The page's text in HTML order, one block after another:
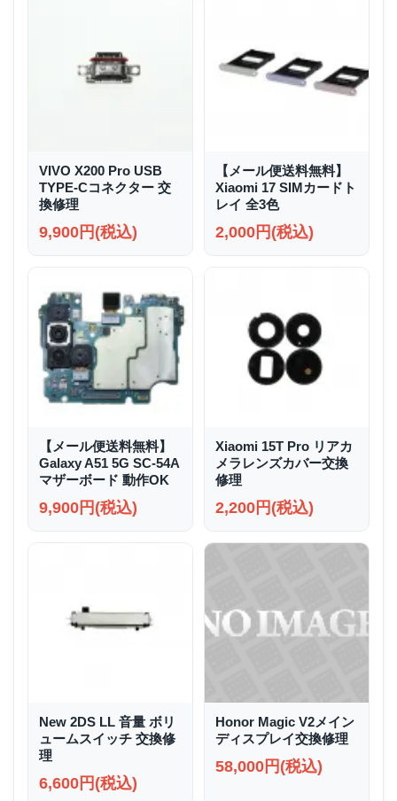
VIVO X200 Pro USB
TYPE-Cコネクター 交
換修理
9,900円(税込)
【メール便送料無料】
Xiaomi 17 SIMカードト
レイ 全3色
2,000円(税込)
【メール便送料無料】
Galaxy A51 5G SC-54A
マザーボード 動作OK
9,900円(税込)
Xiaomi 15T Pro リアカ
メラレンズカバー交換
修理
2,200円(税込)
New 2DS LL 音量 ボリ
ュームスイッチ 交換修
理
6,600円(税込)
Honor Magic V2メイン
ディスプレイ交換修理
58,000円(税込)